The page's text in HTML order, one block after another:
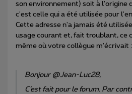
son environnement) soit à l'origine
c'est celle qui a été utilisée pour
Cette adresse n'a jamais été
usage courant et, fait troublant, ce
même où votre collègue m'écrivait :
Bonjour @Jean-Luc28,
C’est fait pour le forum. Par